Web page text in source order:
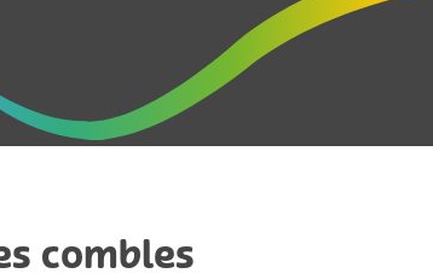
combles